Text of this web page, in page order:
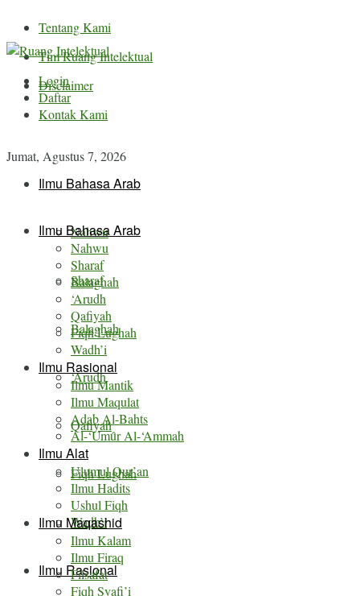
Tentang Kami
Tim Ruang Intelektual
Disclaimer
Kontak Kami
Jumat, Agustus 7, 2026
Login
Daftar
Ilmu Bahasa Arab
Nahwu
Sharaf
Balaghah
‘Arudh
Qafiyah
Fiqh Lughah
Wadh’i
Ilmu Rasional
Ilmu Bahasa Arab
Nahwu
Sharaf
Balaghah
‘Arudh
Qafiyah
Fiqh Lughah
Wadh’i
Ilmu Rasional
Ilmu Mantik
Ilmu Maqulat
Adab Al-Bahts
Al-‘Umȗr Al-‘Ammah
Ilmu Alat
Ulumul Qur’an
Ilmu Hadits
Ushul Fiqh
Ilmu Maqashid
Ilmu Kalam
Ilmu Firaq
Filsafat
Fiqh Syafi’i